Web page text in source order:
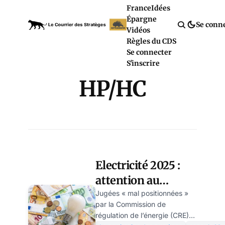
FranceIdées
Épargne
Vidéos
Règles du CDS
Se connecter
S'inscrire
Se
HP/HC
Electricité 2025 :
attention au
repositionnement
des heures
Jugées « mal positionnées »
par la Commission de
régulation de l’énergie (CRE),